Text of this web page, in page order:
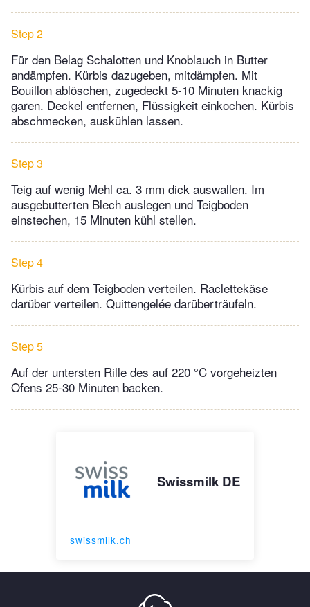
Step 2
Für den Belag Schalotten und Knoblauch in Butter
andämpfen. Kürbis dazugeben, mitdämpfen. Mit
Bouillon ablöschen, zugedeckt 5-10 Minuten knackig
garen. Deckel entfernen, Flüssigkeit einkochen. Kürbis
abschmecken, auskühlen lassen.
Step 3
Teig auf wenig Mehl ca. 3 mm dick auswallen. Im
ausgebutterten Blech auslegen und Teigboden
einstechen, 15 Minuten kühl stellen.
Step 4
Kürbis auf dem Teigboden verteilen. Raclettekäse
darüber verteilen. Quittengelée darüberträufeln.
Step 5
Auf der untersten Rille des auf 220 °C vorgeheizten
Ofens 25-30 Minuten backen.
Swissmilk DE
swissmilk.ch